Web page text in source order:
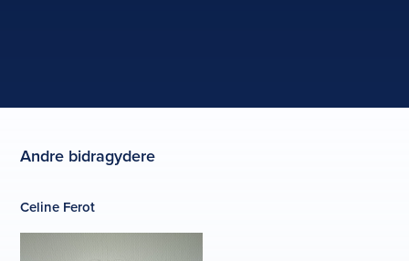
Andre bidragydere
Celine Ferot